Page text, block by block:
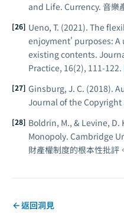
and Life. Currency. 音樂
Ueno, T. (2021). The
enjoyment' purposes:
existing contents.
Practice, 16(2), 111-122.
Ginsburg, J. C. (2018).
Journal of the Copyright
Boldrin, M., & Levine, D.
Monopoly. Cambridge
財產權制度的根本性批評
返回洞見